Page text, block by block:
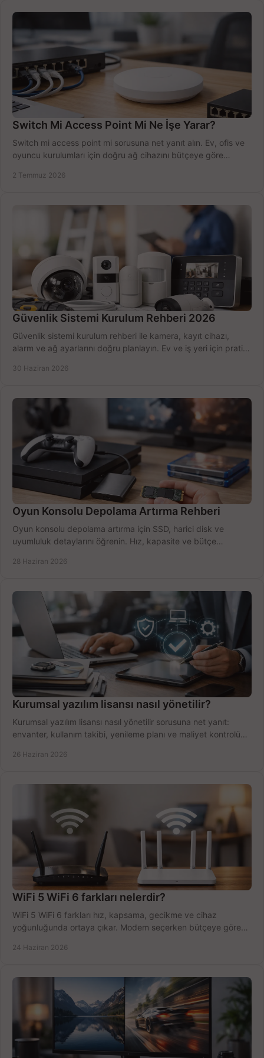
Switch Mi Access Point Mi Ne İşe Yarar?
Switch mi access point mi sorusuna net yanıt alın. Ev, ofis ve
oyuncu kurulumları için doğru ağ cihazını bütçeye göre
2 Temmuz 2026
Güvenlik Sistemi Kurulum Rehberi 2026
Güvenlik sistemi kurulum rehberi ile kamera, kayıt cihazı,
alarm ve ağ ayarlarını doğru planlayın. Ev ve iş yeri için pratik
30 Haziran 2026
Oyun Konsolu Depolama Artırma Rehberi
Oyun konsolu depolama artırma için SSD, harici disk ve
uyumluluk detaylarını öğrenin. Hız, kapasite ve bütçe
28 Haziran 2026
Kurumsal yazılım lisansı nasıl yönetilir?
Kurumsal yazılım lisansı nasıl yönetilir sorusuna net yanıt:
envanter, kullanım takibi, yenileme planı ve maliyet kontrolü
26 Haziran 2026
WiFi 5 WiFi 6 farkları nelerdir?
WiFi 5 WiFi 6 farkları hız, kapsama, gecikme ve cihaz
yoğunluğunda ortaya çıkar. Modem seçerken bütçeye göre
24 Haziran 2026